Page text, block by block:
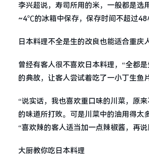
李兴超说，寿司所用的米，一般都是
~4℃的冰箱中保存，保存时间不超过48
日本料理不全是生的改良也能适合重庆
曾经有客人很不喜欢日本料理，“全都
的典故，让客人尝试着吃了一小丁生鱼
“说实话，我也喜欢重口味的川菜，原
的味道所打败。可是川菜中的油用得太
“喜欢辣的客人适当加一点辣椒酱，再
大厨教你吃日本料理